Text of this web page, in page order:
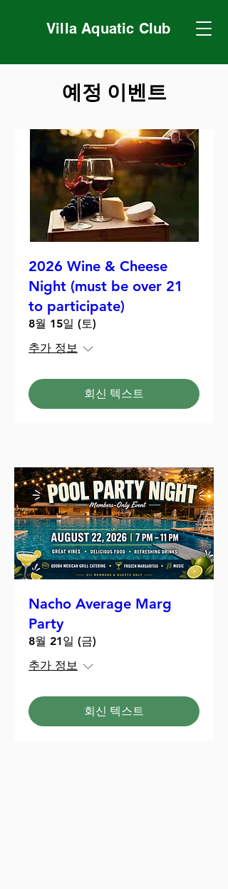
Villa Aquatic Club
예정 이벤트
2026 Wine & Cheese
Night (must be over 21
to participate)
8월 15일 (토)
추가 정보
회신 텍스트
Nacho Average Marg
Party
8월 21일 (금)
추가 정보
회신 텍스트